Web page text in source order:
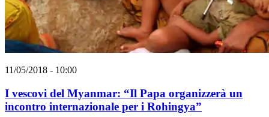
11/05/2018 - 10:00
I vescovi del Myanmar: “Il Papa organizzerà un
incontro internazionale per i Rohingya”